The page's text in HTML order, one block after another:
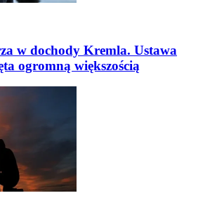
w dochody Kremla. Ustawa
ogromną większością